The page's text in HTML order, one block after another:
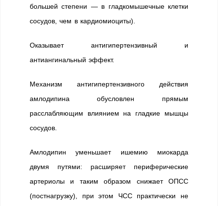
большей степени — в гладкомышечные клетки
сосудов, чем в кардиомиоциты).
Оказывает антигипертензивный и
антиангинальный эффект.
Механизм антигипертензивного действия
амлодипина обусловлен прямым
расслабляющим влиянием на гладкие мышцы
сосудов.
Амлодипин уменьшает ишемию миокарда
двумя путями: расширяет периферические
артериолы и таким образом снижает ОПСС
(постнагрузку), при этом ЧСС практически не